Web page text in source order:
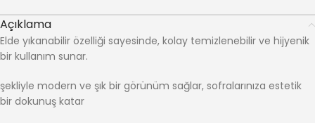
Açıklama
Elde yıkanabilir özelliği sayesinde, kolay temizlenebilir ve hijyenik
bir kullanım sunar.
şekliyle modern ve şık bir görünüm sağlar, sofralarınıza estetik
bir dokunuş katar